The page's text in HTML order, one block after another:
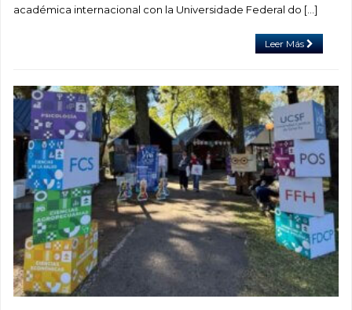
académica internacional con la Universidade Federal do […]
Leer Más